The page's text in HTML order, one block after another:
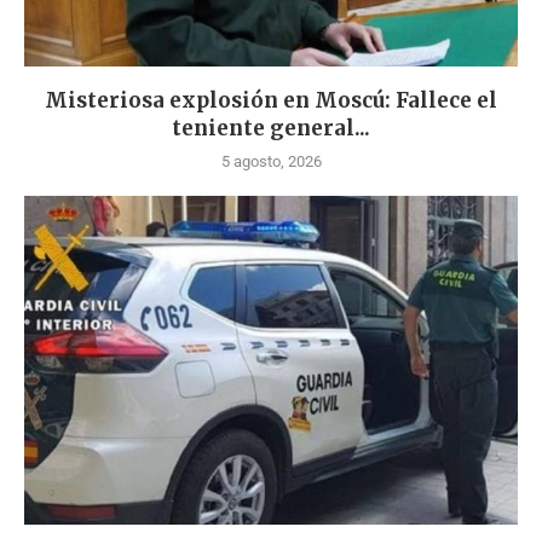
Misteriosa explosión en Moscú: Fallece el
teniente general...
5 agosto, 2026